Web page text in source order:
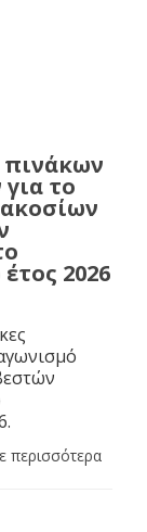
το
2026
περισσότερα